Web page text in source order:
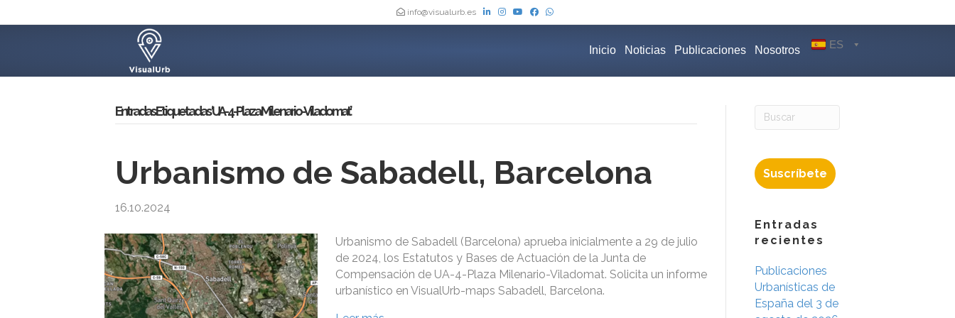
info@visualurb.es
Inicio Noticias Publicaciones Nosotros ES
Entradas Etiquetadas ‘UA-4-Plaza Milenario-Viladomat’
Urbanismo de Sabadell, Barcelona
16.10.2024
Urbanismo de Sabadell (Barcelona) aprueba inicialmente a 29 de julio
de 2024, los Estatutos y Bases de Actuación de la Junta de
Compensación de UA-4-Plaza Milenario-Viladomat. Solicita un informe
urbanístico en VisualUrb-maps Sabadell, Barcelona.
Suscríbete
Entradas
recientes
Publicaciones
Urbanísticas de
España del 3 de